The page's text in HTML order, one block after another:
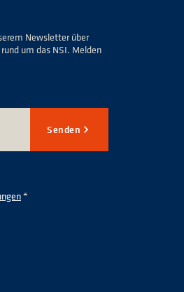
Newsletter über
um das NSI. Melden
Senden
*